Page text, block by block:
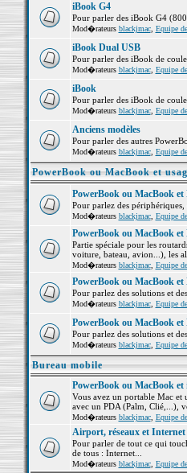
iBook G4
Pour parler des iBook G4
Mod�rateurs blackjmac, Equipe
iBook Dual USB
Pour parler des iBook de
Mod�rateurs blackjmac, Equipe
iBook
Pour parler des iBook de
Mod�rateurs blackjmac, Equipe
Anciens modèles
Pour parler des autres
Mod�rateurs blackjmac, Equipe
PowerBook ou MacBook et
PowerBook ou MacBook et
Pour parlez des
Mod�rateurs blackjmac, Equipe
PowerBook ou MacBook et
Partie spéciale pour les
voiture, bateau, avion...), les
Mod�rateurs blackjmac, Equipe
PowerBook ou MacBook et
Pour parlez des solutions et
Mod�rateurs blackjmac, Equipe
PowerBook ou MacBook et
Pour parlez des solutions et
Mod�rateurs blackjmac, Equipe
Bureau mobile
PowerBook ou MacBook
Vous avez un portable Mac et
avec un PDA (Palm, Clié,...),
Mod�rateurs blackjmac, Equipe
Airport, réseaux et Internet
Pour parler de tout ce qui
de tous : Internet...
Mod�rateurs blackjmac, Equipe